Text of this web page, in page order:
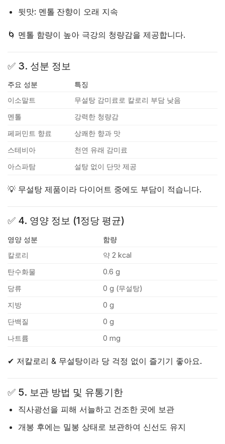
뒷맛: 멘톨 잔향이 오래 지속
🌀 멘톨 함량이 높아 극강의 청량감을 제공합니다.
✅ 3. 성분 정보
주요 성분
특징
이소말트
무설탕 감미료로 칼로리 부담 낮음
멘톨
강력한 청량감
페퍼민트 향료
상쾌한 향과 맛
스테비아
천연 유래 감미료
아스파탐
설탕 없이 단맛 제공
💡 무설탕 제품이라 다이어트 중에도 부담이 적습니다.
✅ 4. 영양 정보 (1정당 평균)
영양 성분
함량
칼로리
약 2 kcal
탄수화물
0.6 g
당류
0 g (무설탕)
지방
0 g
단백질
0 g
나트륨
0 mg
✔ 저칼로리 & 무설탕이라 당 걱정 없이 즐기기 좋아요.
✅ 5. 보관 방법 및 유통기한
직사광선을 피해 서늘하고 건조한 곳에 보관
개봉 후에는 밀봉 상태로 보관하여 신선도 유지